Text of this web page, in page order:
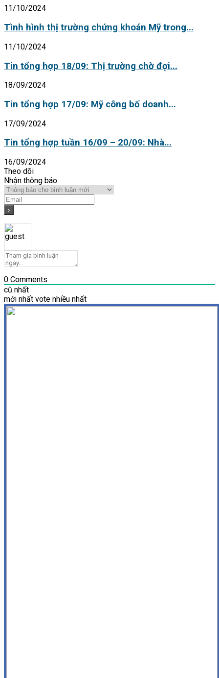
11/10/2024
Tình hình thị trường chứng khoán Mỹ trong...
11/10/2024
Tin tổng hợp 18/09: Thị trường chờ đợi...
18/09/2024
Tin tổng hợp 17/09: Mỹ công bố doanh...
17/09/2024
Tin tổng hợp tuần 16/09 – 20/09: Nhà...
16/09/2024
Theo dõi
Nhận thông báo
0 Comments
cũ nhất
mới nhất vote nhiều nhất